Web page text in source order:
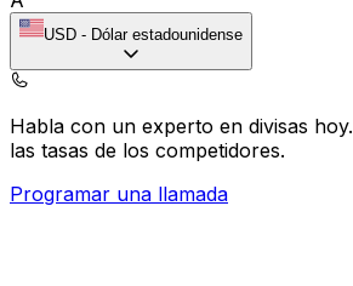
USD - Dólar estadounidense
Habla con un experto en divisas hoy.
las tasas de los competidores.
Programar una llamada